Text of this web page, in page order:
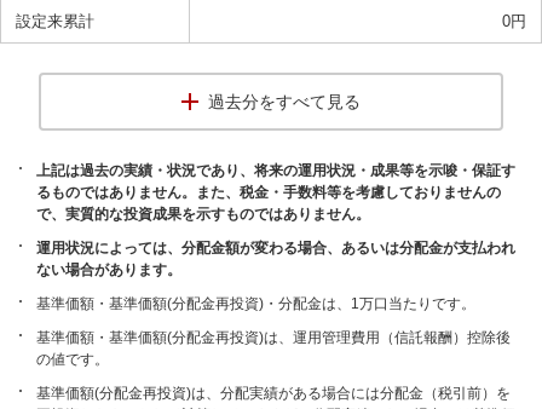
設定来累計 0円
過去分をすべて見る
上記は過去の実績・状況であり、将来の運用状況・成果等を示唆・保証す
るものではありません。また、税金・手数料等を考慮しておりませんの
で、実質的な投資成果を示すものではありません。
運用状況によっては、分配金額が変わる場合、あるいは分配金が支払われ
ない場合があります。
基準価額・基準価額(分配金再投資)・分配金は、1万口当たりです。
基準価額・基準価額(分配金再投資)は、運用管理費用（信託報酬）控除後
の値です。
基準価額(分配金再投資)は、分配実績がある場合には分配金（税引前）を